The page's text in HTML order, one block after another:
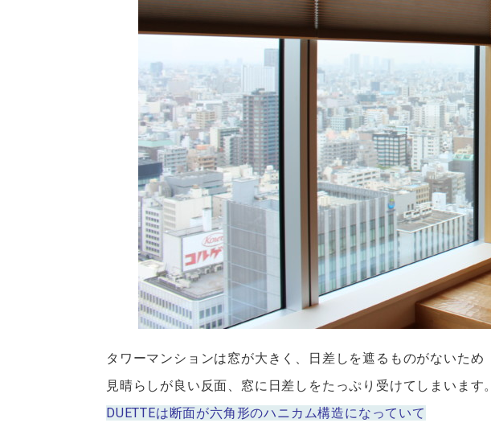
タワーマンションは窓が大きく、日差しを遮るものがないため
見晴らしが良い反面、窓に日差しをたっぷり受けてしまいます。
DUETTEは断面が六角形のハニカム構造になっていて